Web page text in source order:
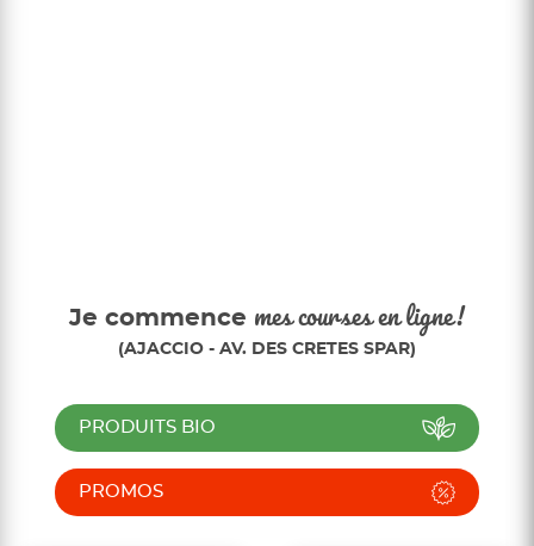
Je commence mes courses en ligne!
(AJACCIO - AV. DES CRETES SPAR)
PRODUITS BIO
PROMOS